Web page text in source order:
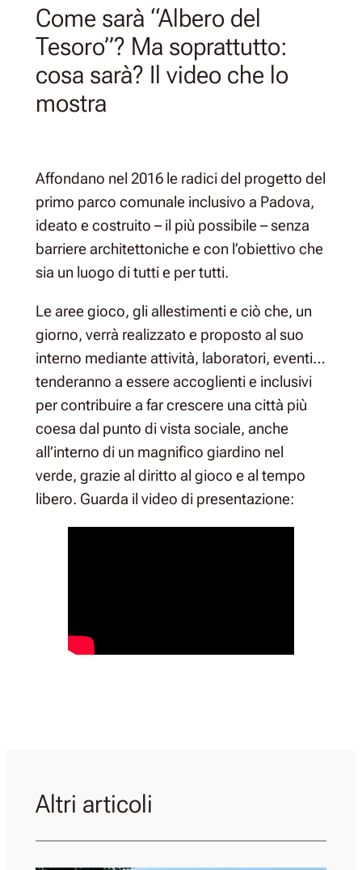
Come sarà “Albero del
Tesoro”? Ma soprattutto:
cosa sarà? Il video che lo
mostra
Affondano nel 2016 le radici del progetto del
primo parco comunale inclusivo a Padova,
ideato e costruito – il più possibile – senza
barriere architettoniche e con l’obiettivo che
sia un luogo di tutti e per tutti.
Le aree gioco, gli allestimenti e ciò che, un
giorno, verrà realizzato e proposto al suo
interno mediante attività, laboratori, eventi…
tenderanno a essere accoglienti e inclusivi
per contribuire a far crescere una città più
coesa dal punto di vista sociale, anche
all’interno di un magnifico giardino nel
verde, grazie al diritto al gioco e al tempo
libero. Guarda il video di presentazione:
Altri articoli